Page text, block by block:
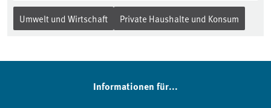
Umwelt und Wirtschaft Private Haushalte und Konsum
Informationen für...